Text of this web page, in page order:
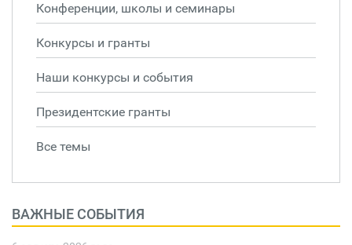
Конференции, школы и семинары
Конкурсы и гранты
Наши конкурсы и события
Президентские гранты
Все темы
ВАЖНЫЕ СОБЫТИЯ